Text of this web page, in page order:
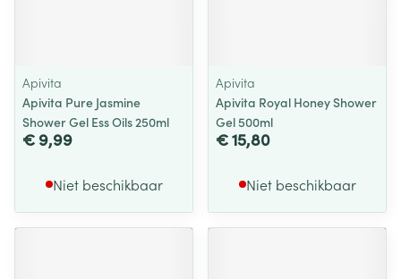
Apivita
Apivita Pure Jasmine
Shower Gel Ess Oils 250ml
€ 9,99
Niet beschikbaar
Apivita
Apivita Royal Honey Shower
Gel 500ml
€ 15,80
Niet beschikbaar